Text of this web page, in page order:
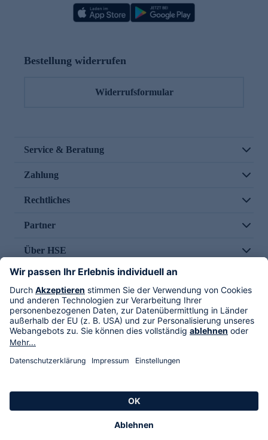
Bestellung widerrufen
Widerrufsformular
Service & Beratung
Zahlung
Rechtliches
Partner
Über HSE
Im TV
HSE International